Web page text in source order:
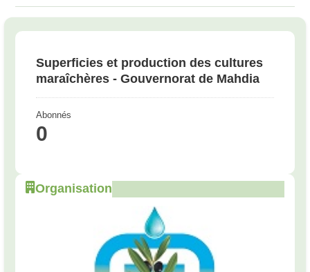
Superficies et production des cultures
maraîchères - Gouvernorat de Mahdia
Abonnés
0
Organisation